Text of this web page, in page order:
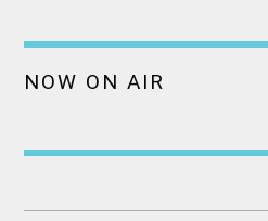
NOW ON AIR